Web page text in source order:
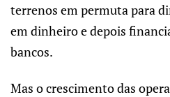
terrenos em permuta para
em dinheiro e depois
bancos.
Mas o crescimento das